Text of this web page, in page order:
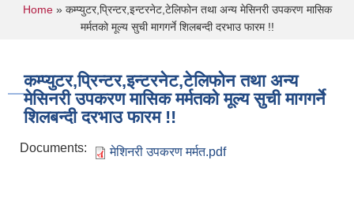
You are here
Home» कम्प्युटर,प्रिन्टर,इन्टरनेट,टेलिफोन तथा अन्य मेसिनरी उपकरण मासिक
मर्मतको मूल्य सुची मागगर्ने शिलबन्दी दरभाउ फारम !!
कम्प्युटर,प्रिन्टर,इन्टरनेट,टेलिफोन तथा अन्य
मेसिनरी उपकरण मासिक मर्मतको मूल्य सुची मागगर्ने
शिलबन्दी दरभाउ फारम !!
Documents: मेशिनरी उपकरण मर्मत.pdf